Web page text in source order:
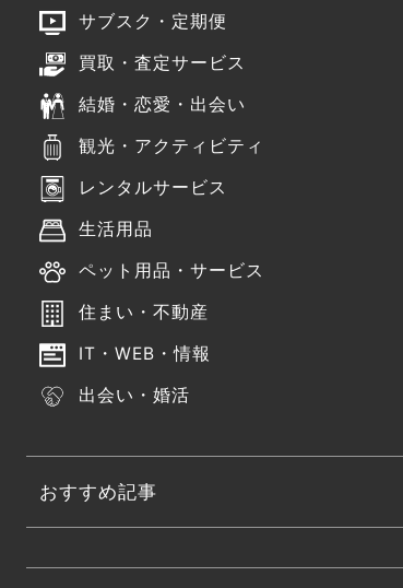
サブスク・定期便
買取・査定サービス
結婚・恋愛・出会い
観光・アクティビティ
レンタルサービス
生活用品
ペット用品・サービス
住まい・不動産
IT・WEB・情報
出会い・婚活
おすすめ記事